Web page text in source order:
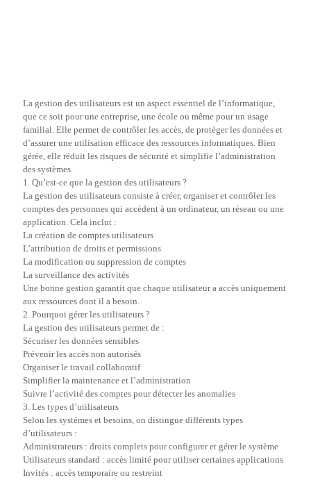
La gestion des utilisateurs est un aspect essentiel de l’informatique,
que ce soit pour une entreprise, une école ou même pour un usage
familial. Elle permet de contrôler les accès, de protéger les données et
d’assurer une utilisation efficace des ressources informatiques. Bien
gérée, elle réduit les risques de sécurité et simplifie l’administration
des systèmes.
1. Qu’est-ce que la gestion des utilisateurs ?
La gestion des utilisateurs consiste à créer, organiser et contrôler les
comptes des personnes qui accèdent à un ordinateur, un réseau ou une
application. Cela inclut :
La création de comptes utilisateurs
L’attribution de droits et permissions
La modification ou suppression de comptes
La surveillance des activités
Une bonne gestion garantit que chaque utilisateur a accès uniquement
aux ressources dont il a besoin.
2. Pourquoi gérer les utilisateurs ?
La gestion des utilisateurs permet de :
Sécuriser les données sensibles
Prévenir les accès non autorisés
Organiser le travail collaboratif
Simplifier la maintenance et l’administration
Suivre l’activité des comptes pour détecter les anomalies
3. Les types d’utilisateurs
Selon les systèmes et besoins, on distingue différents types
d’utilisateurs :
Administrateurs : droits complets pour configurer et gérer le système
Utilisateurs standard : accès limité pour utiliser certaines applications
Invités : accès temporaire ou restreint